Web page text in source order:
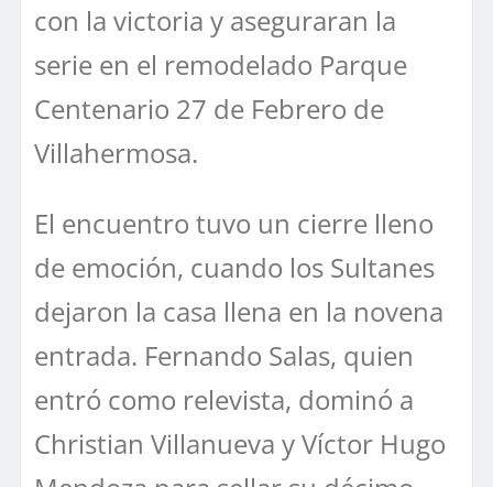
con la victoria y aseguraran la
serie en el remodelado Parque
Centenario 27 de Febrero de
Villahermosa.
El encuentro tuvo un cierre lleno
de emoción, cuando los Sultanes
dejaron la casa llena en la novena
entrada. Fernando Salas, quien
entró como relevista, dominó a
Christian Villanueva y Víctor Hugo